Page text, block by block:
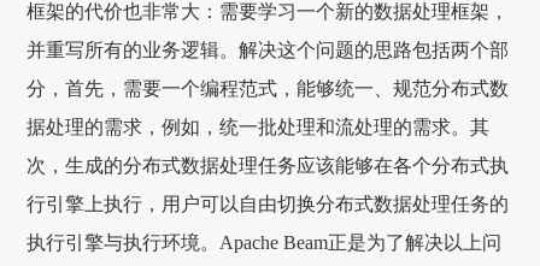
框架的代价也非常大：需要学习一个新的数据处理框架，
并重写所有的业务逻辑。解决这个问题的思路包括两个部
分，首先，需要一个编程范式，能够统一、规范分布式数
据处理的需求，例如，统一批处理和流处理的需求。其
次，生成的分布式数据处理任务应该能够在各个分布式执
行引擎上执行，用户可以自由切换分布式数据处理任务的
执行引擎与执行环境。Apache Beam正是为了解决以上问